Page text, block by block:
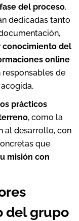
del proceso.
dedicadas tanto
conocimiento del
online
de
prácticos
, como la
al desarrollo, con
que
misión con
del grupo